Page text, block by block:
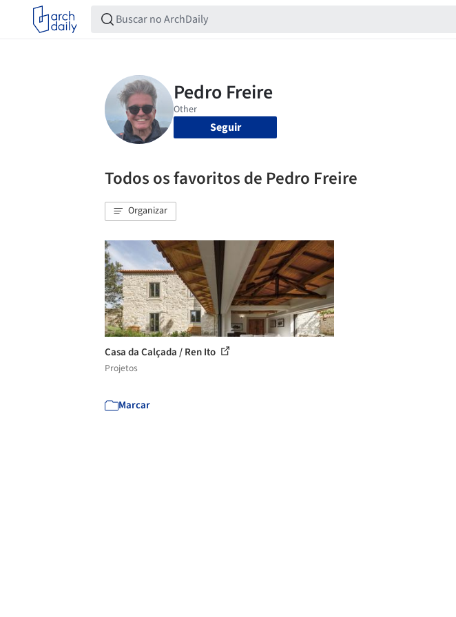
Seguir
Todos os favoritos de Pedro Freire
Organizar
Casa da Calçada / Ren Ito
Projetos
Marcar